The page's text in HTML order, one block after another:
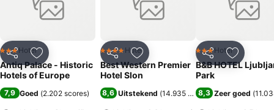
Delen Toevoegen aan favorieten
3 Sterren
Hotel
Antiq Palace - Historic
Hotels of Europe
7,9 Goed (2.202 scores)
Delen Toevoegen aan favorieten
4 SterrenHotel
Best Western Premier
Hotel Slon
8,6 Uitstekend (14.935 scores)
Delen
3 Sterren
Hotel
B&B HOTEL
Park
8,3 Zeer goed (